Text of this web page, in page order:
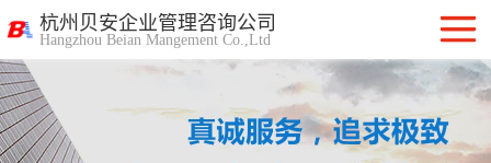
杭州贝安企业管理咨询公司
Hangzhou Beian Mangement Co.,Ltd
ISO9001质量管